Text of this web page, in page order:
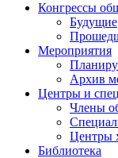
Конгрессы
Будущие
Мероприятия
Архив
Центры и
Члены
Центры
Библиотека